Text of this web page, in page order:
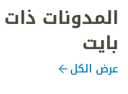
المدونات
بايت
عرض الكل